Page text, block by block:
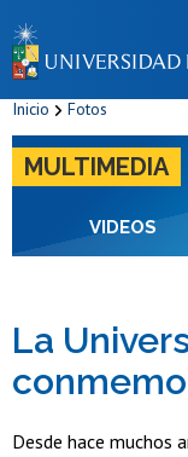
Inicio Fotos
MULTIMEDIA
VIDEOS
La
Desde hace muchos